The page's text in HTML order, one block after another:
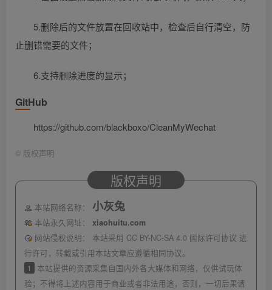
5.删除后的文件放置在回收站中，检查后自行清空，防
止删错需要的文件；
6.支持删除进度的显示；
GitHub
https://github.com/blackboxo/CleanMyWechat
© 版权声明
版权声明
本站网络名称： 小灰兔
本站永久网址：
xiaohuitu.com
网站侵权说明：
本站采用 CC BY-NC-SA 4.0 国际许可协议 进
行许可，转载或引用本站文章应遵循相同协议。
1
本站提供的资源采集自国内外各大媒体和网络，仅供试玩体
验；不得将上述内容用于商业或者非法用途，否则，一切后果请